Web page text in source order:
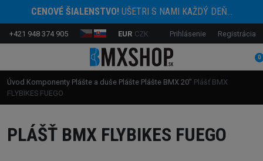
CENOVÉ ŠIALENSTVO!UŠETRI S NAMI KAŽDÝ DEŇ...
+421 948 374 905 EUR CZK Prihlásenie Registrácia
0
Úvod Komponenty Plášte a duše Plášte Plášte BMX 20" Plášť BMX
FLYBIKES FUEGO
PLÁŠŤ BMX FLYBIKES FUEGO